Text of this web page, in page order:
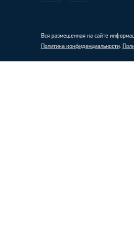
Вся размещенная на сайте
Политика конфиденциальности.